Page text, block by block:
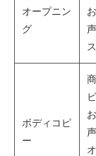
オープニン
グ
ボディコピ
ー